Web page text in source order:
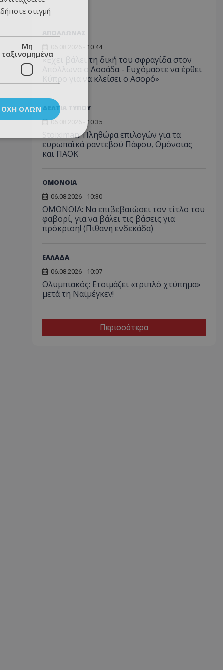
06.08.2026 - 10:44
«Έχει βάλει τη δική του σφραγίδα στον
Απόλλωνα ο Λοσάδα - Ευχόμαστε να έρθει
Κύπρο για να κλείσει ο Ασορό»
ΔΕΛΤΙΑ ΤΥΠΟΥ
06.08.2026 - 10:35
Stoiximan: Πληθώρα επιλογών για τα
ευρωπαϊκά ραντεβού Πάφου, Ομόνοιας
και ΠΑΟΚ
ΟΜΟΝΟΙΑ
06.08.2026 - 10:30
ΟΜΟΝΟΙΑ: Να επιβεβαιώσει τον τίτλο του
φαβορί, για να βάλει τις βάσεις για
πρόκριση! (Πιθανή ενδεκάδα)
ΕΛΛΑΔΑ
06.08.2026 - 10:07
Ολυμπιακός: Ετοιμάζει «τριπλό χτύπημα»
μετά τη Ναϊμέγκεν!
Περισσότερα
στιγμή
Μη
ταξινομημένα
ΌΛΩΝ